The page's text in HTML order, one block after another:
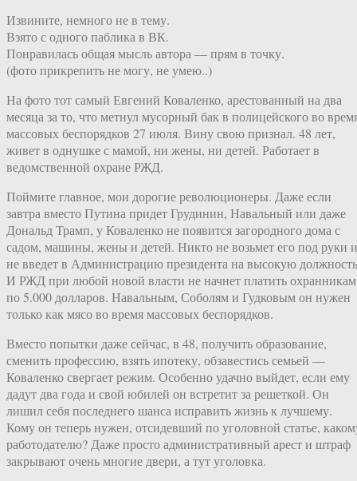
Извините, немного не в тему.
Взято с одного паблика в ВК.
Понравилась общая мысль автора — прям в точку.
(фото прикрепить не могу, не умею..)
На фото тот самый Евгений Коваленко, арестованный на два
месяца за то, что метнул мусорный бак в полицейского во
массовых беспорядков 27 июля. Вину свою признал. 48 лет,
живет в однушке с мамой, ни жены, ни детей. Работает в
ведомственной охране РЖД.
Поймите главное, мои дорогие революционеры. Даже если
завтра вместо Путина придет Грудинин, Навальный или даже
Дональд Трамп, у Коваленко не появится загородного дома с
садом, машины, жены и детей. Никто не возьмет его под руки и
не введет в Администрацию президента на высокую
И РЖД при любой новой власти не начнет платить охранникам
по 5.000 долларов. Навальным, Соболям и Гудковым он нужен
только как мясо во время массовых беспорядков.
Вместо попытки даже сейчас, в 48, получить образование,
сменить профессию, взять ипотеку, обзавестись семьей —
Коваленко свергает режим. Особенно удачно выйдет, если ему
дадут два года и свой юбилей он встретит за решеткой. Он
лишил себя последнего шанса исправить жизнь к лучшему.
Кому он теперь нужен, отсидевший по уголовной статье,
работодателю? Даже просто административный арест и штраф
закрывают очень многие двери, а тут уголовка.